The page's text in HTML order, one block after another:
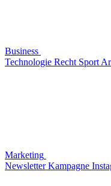
Business
Technologie Recht Sport
Marketing
Newsletter Kampagne